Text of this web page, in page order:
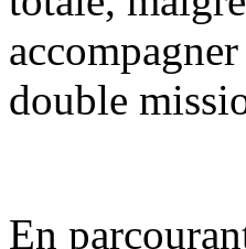
double
En